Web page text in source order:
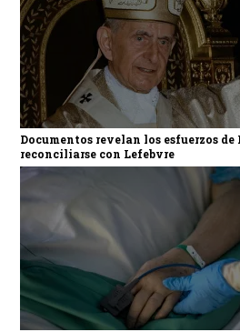
Documentos revelan los esfuerzos de
reconciliarse con Lefebvre